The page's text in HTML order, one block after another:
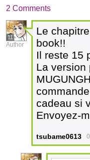
2 Comments
11
Author
Le
book!!
Il reste 15
La version
cadeau si
Envoyez-
tsubame0613